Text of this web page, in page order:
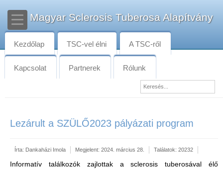
Magyar Sclerosis Tuberosa Alapítvány
Kezdőlap TSC-vel élni A TSC-ről
Kapcsolat Partnerek Rólunk
Lezárult a SZÜLŐ2023 pályázati program
Írta: Dankaházi Imola Megjelent: 2024. március 28. Találatok: 20232
Informatív találkozók zajlottak a sclerosis tuberosával élő